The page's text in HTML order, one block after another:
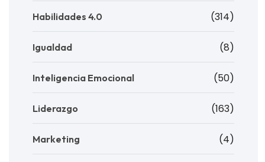
Habilidades 4.0 (314)
Igualdad (8)
Inteligencia Emocional (50)
Liderazgo (163)
Marketing (4)